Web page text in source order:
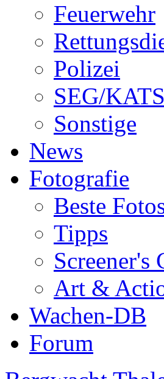
Feuerwehr
Polizei
SEG/KATS
Sonstige
News
Fotografie
Beste
Tipps
Screener's
Art &
Wachen-DB
Forum